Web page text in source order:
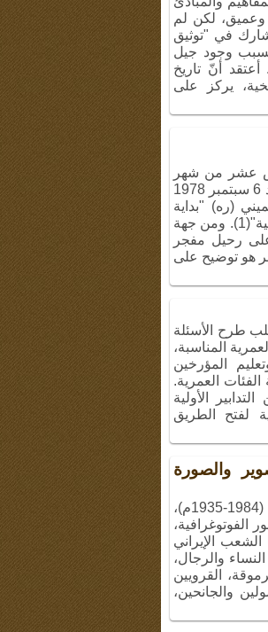
وعميق، لكن لم
في "توثيق
بسبب وجود جيل
أعتقد أنّ تاريخ
يركز على
عشر من شهر
خرداد 1398 "2019" عدّة احداث تاريخية. فالخامس من خرداد 6 سبتمبر 1978
الخميني (ره) "بداية
النهضة الإسلامية الروحانية" و"طليعة النهضة الإسلامية الشعبية"(1). ومن جهة
رحيل مفجر
هو توضيح على
طرح الأسئلة
المناسبة،
المؤرخين
العمرية.
الأولية
لفتح الطريق
والصورة
منذ السنوات الأولى من حكومة ناصر الدين شاه القاجار (1984-1935م)،
الفوتوغرافية،
الإيراني
والرجال،
القرويين
والجانحين،